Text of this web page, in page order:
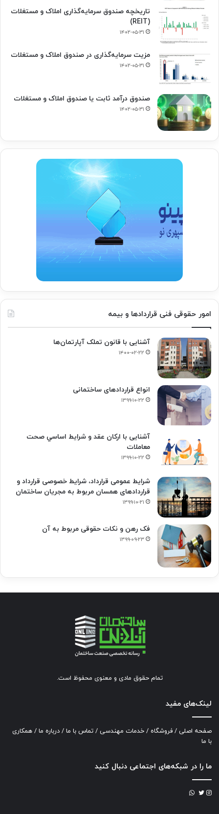
تاریخچه صندوق سرمایه‌گذاری املاک و مستغلات
(REIT)
۱۴۰۲-۰۵-۳۱
مزیت سرمایه‌گذاری در صندوق املاک و مستغلات
۱۴۰۲-۰۵-۳۱
صندوق درآمد ثابت یا صندوق املاک و مستغلات
۱۴۰۲-۰۵-۳۱
امور حقوقی فنی قراردادها و بیمه
آشنایی با قانون تملک آپارتمان‌ها
۱۴۰۰-۰۲-۲۲
انواع قراردادهای ساختمانی
۱۳۹۹-۱۰-۲۲
آشنایی با ارکان عقد و شرايط اساسي صحت
معاملات
۱۳۹۹-۱۰-۲۲
شرایط عمومی قرارداد، شرایط خصوصی قرارداد و
قراردادهای همسان مربوط به مجریان ساختمان
۱۳۹۹-۱۰-۲۱
فک‌ رهن و نکات حقوقی مربوط به آن
۱۳۹۹-۰۹-۲۳
تمام حقوق مادی و معنوی محفوظ است.
لینک‌های مفید
صفحه اصلی / فروشگاه / خدمات مهندسی / تماس با ما / درباره ما / همکاری
با ما
ما را در شبکه‌های اجتماعی دنبال کنید